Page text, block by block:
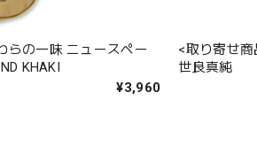
らの一味 ニュースペー
KHAKI
¥3,960
<取り寄せ
世良真純